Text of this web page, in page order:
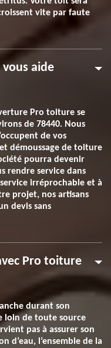
vite par faute
aide
Pro toiture se
de 78440. Nous
de vos
démoussage de toiture
pourra devenir
rendre service dans
irréprochable et à
projet, nos artisans
devis sans
Pro toiture
durant son
loin de toute source
pas à assurer son
d’eau, l’ensemble de la